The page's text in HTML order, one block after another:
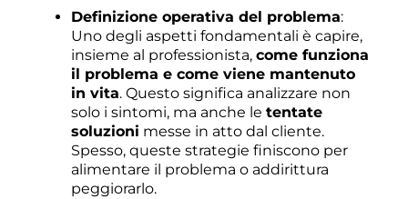
Definizione operativa del problema:
Uno degli aspetti fondamentali è capire,
insieme al professionista, come funziona
il problema e come viene mantenuto
in vita. Questo significa analizzare non
solo i sintomi, ma anche le tentate
soluzioni messe in atto dal cliente.
Spesso, queste strategie finiscono per
alimentare il problema o addirittura
peggiorarlo.